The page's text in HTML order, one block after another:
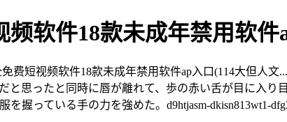
频软件18款未成年禁用软
费短视频软件18款未成年禁用软件ap入口(114大但人
と思ったと同時に唇が離れて、歩の赤い舌が目に入
を握っている手の力を強めた。d9htjasm-dkisn813wt1-